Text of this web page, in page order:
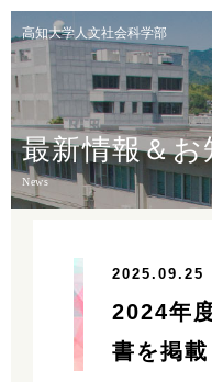
高知大学人文社会科学部
最新情報＆お
News
2025.09.25
2024年
書を掲